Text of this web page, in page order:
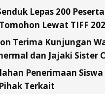
Lepas 200
Lewat TIFF
Terima Kunjungan
dan Jajaki Sister
Penerimaan
Terkait